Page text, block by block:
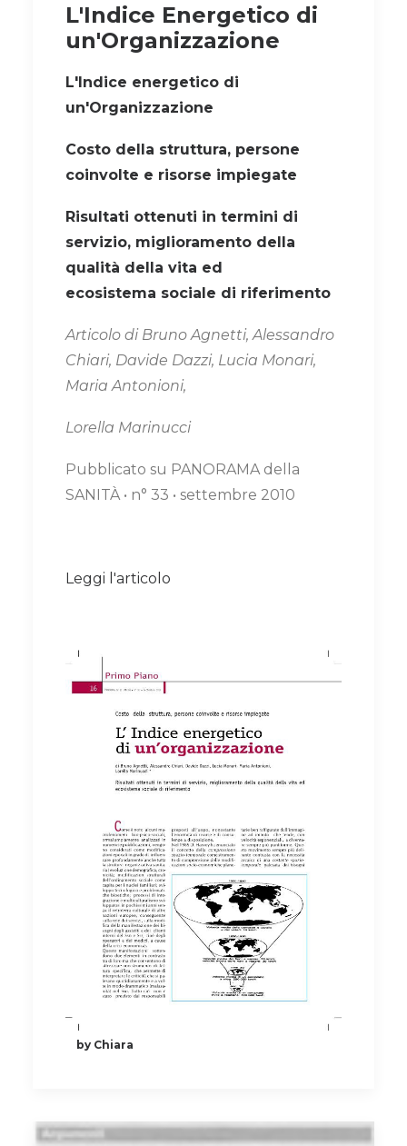
L'Indice Energetico di
un'Organizzazione
L'Indice energetico di
un'Organizzazione
Costo della struttura, persone
coinvolte e risorse impiegate
Risultati ottenuti in termini di
servizio, miglioramento della
qualità della vita ed
ecosistema sociale di riferimento
Articolo di Bruno Agnetti, Alessandro
Chiari, Davide Dazzi, Lucia Monari,
Maria Antonioni,
Lorella Marinucci
Pubblicato su PANORAMA della
SANITÀ • n° 33 • settembre 2010
Leggi l'articolo
by Chiara